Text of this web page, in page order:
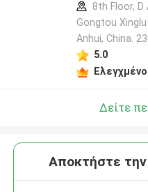
8th Floor, D
Gongtou Xinglu
Anhui, China.
5.0
Δείτε
Αποκτήστε την